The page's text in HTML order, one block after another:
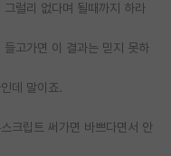
럴리 없다며 될때까지 하라
고가면 이 결과는 믿지 못하
데 말이죠.
크립트 써가면 바쁘다면서 안